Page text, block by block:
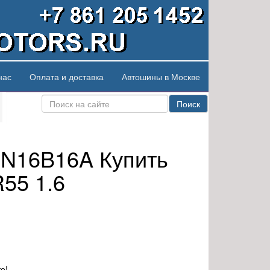
Оплата и доставка Автошины в Москве
Поиск
Купить
1.6